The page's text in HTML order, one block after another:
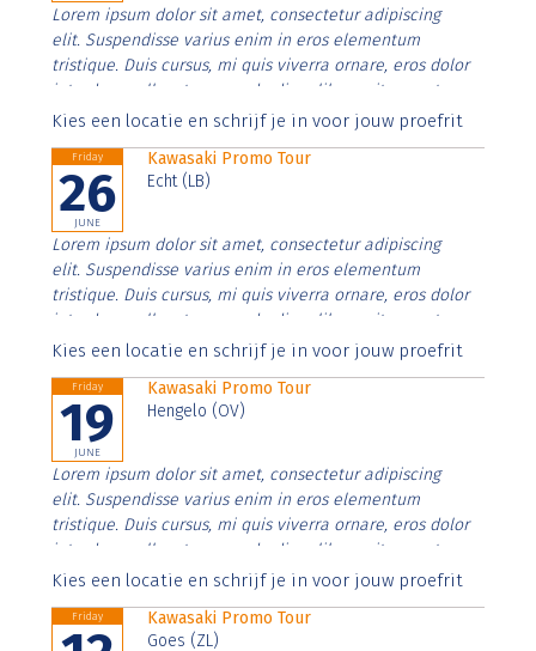
Lorem ipsum dolor sit amet, consectetur adipiscing
elit. Suspendisse varius enim in eros elementum
tristique. Duis cursus, mi quis viverra ornare, eros dolor
interdum nulla, ut commodo diam libero vitae erat.
Aenean faucibus nibh et justo cursus id rutrum lorem
Kies een locatie en schrijf je in voor jouw proefrit
Friday
26
JUNE
Kawasaki Promo Tour
Echt (LB)
Lorem ipsum dolor sit amet, consectetur adipiscing
elit. Suspendisse varius enim in eros elementum
tristique. Duis cursus, mi quis viverra ornare, eros dolor
interdum nulla, ut commodo diam libero vitae erat.
Aenean faucibus nibh et justo cursus id rutrum lorem
Kies een locatie en schrijf je in voor jouw proefrit
Friday
19
JUNE
Kawasaki Promo Tour
Hengelo (OV)
Lorem ipsum dolor sit amet, consectetur adipiscing
elit. Suspendisse varius enim in eros elementum
tristique. Duis cursus, mi quis viverra ornare, eros dolor
interdum nulla, ut commodo diam libero vitae erat.
Aenean faucibus nibh et justo cursus id rutrum lorem
Kies een locatie en schrijf je in voor jouw proefrit
Friday
Kawasaki Promo Tour
Goes (ZL)